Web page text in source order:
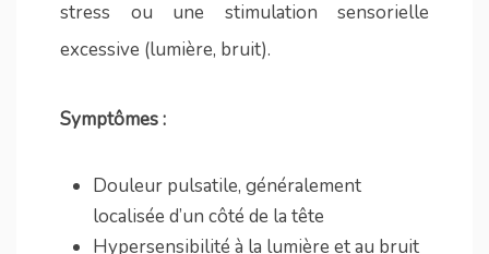
stress ou une stimulation sensorielle
excessive (lumière, bruit).
Symptômes :
Douleur pulsatile, généralement
localisée d’un côté de la tête
Hypersensibilité à la lumière et au bruit